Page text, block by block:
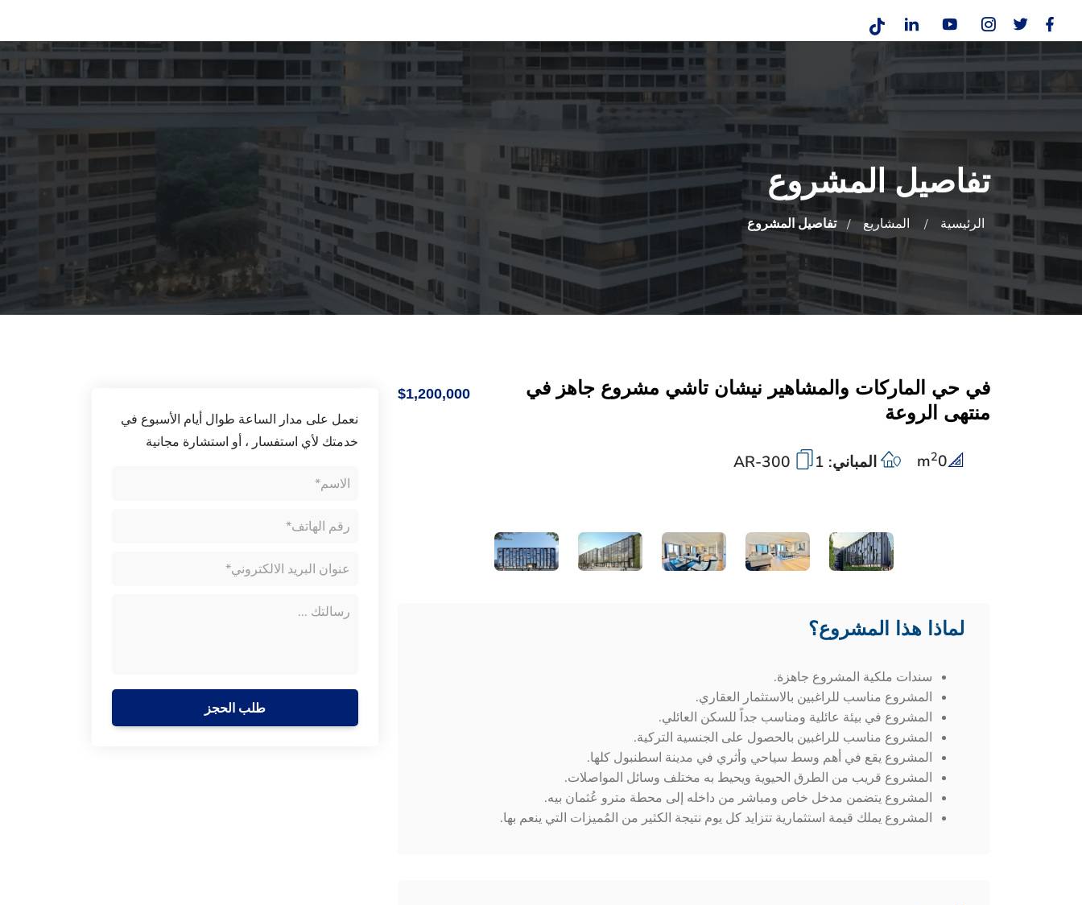
تفاصيل المشروع
الرئيسية المشاريع تفاصيل المشروع
في حي الماركات والمشاهير نيشان تاشي مشروع جاهز في
منتهى الروعة
$1,200,000
0
m2 المباني: 1
لماذا هذا المشروع؟
سندات ملكية المشروع جاهزة.
المشروع مناسب للراغبين بالاستثمار العقاري.
المشروع في بيئة عائلية ومناسب جداً للسكن العائلي.
المشروع مناسب للراغبين بالحصول على الجنسية التركية.
المشروع يقع في أهم وسط سياحي وأثري في مدينة اسطنبول كلها.
المشروع قريب من الطرق الحيوية ويحيط به مختلف وسائل المواصلات.
المشروع يتضمن مدخل خاص ومباشر من داخله إلى محطة مترو عُثمان بيه.
المشروع يملك قيمة استثمارية تتزايد كل يوم نتيجة الكثير من المُميزات التي ينعم بها.
نعمل على مدار الساعة طوال أيام الأسبوع في
خدمتك لأي استفسار ، أو استشارة مجانية
طلب الحجز